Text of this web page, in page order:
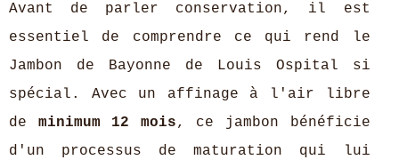
Avant de parler conservation, il est
essentiel de comprendre ce qui rend le
Jambon de Bayonne de Louis Ospital si
spécial. Avec un affinage à l'air libre
de minimum 12 mois, ce jambon bénéficie
d'un processus de maturation qui lui